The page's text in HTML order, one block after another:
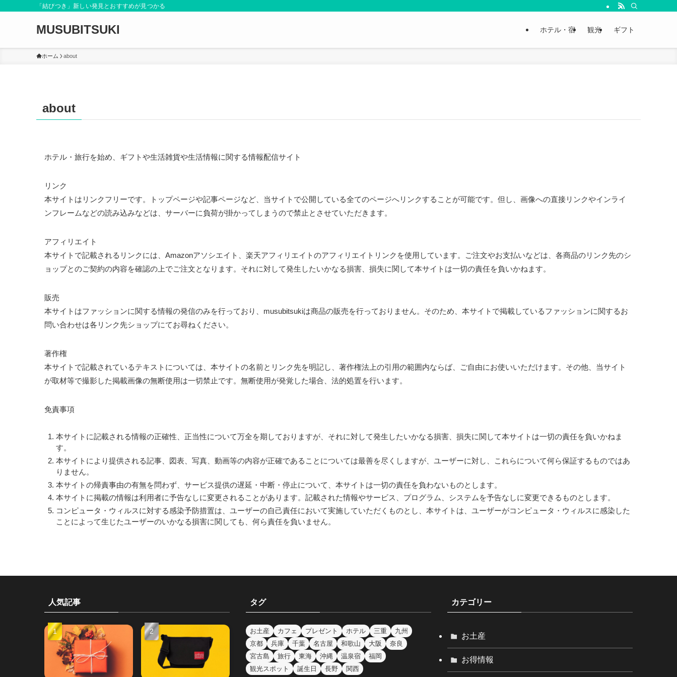
「結びつき」新しい発見とおすすめが見つかる
MUSUBITSUKI ホテル・宿 観光 ギフト
ホーム about
about
ホテル・旅行を始め、ギフトや生活雑貨や生活情報に関する情報配信サイト
リンク
本サイトはリンクフリーです。トップページや記事ページなど、当サイトで公開している全てのページへリンクすることが可能です。但し、画像への直接リンクやインライ
ンフレームなどの読み込みなどは、サーバーに負荷が掛かってしまうので禁止とさせていただきます。
アフィリエイト
本サイトで記載されるリンクには、Amazonアソシエイト、楽天アフィリエイトのアフィリエイトリンクを使用しています。ご注文やお支払いなどは、各商品のリンク先のシ
ョップとのご契約の内容を確認の上でご注文となります。それに対して発生したいかなる損害、損失に関して本サイトは一切の責任を負いかねます。
販売
本サイトはファッションに関する情報の発信のみを行っており、musubitsukiは商品の販売を行っておりません。そのため、本サイトで掲載しているファッションに関するお
問い合わせは各リンク先ショップにてお尋ねください。
著作権
本サイトで記載されているテキストについては、本サイトの名前とリンク先を明記し、著作権法上の引用の範囲内ならば、ご自由にお使いいただけます。その他、当サイト
が取材等で撮影した掲載画像の無断使用は一切禁止です。無断使用が発覚した場合、法的処置を行います。
免責事項
本サイトに記載される情報の正確性、正当性について万全を期しておりますが、それに対して発生したいかなる損害、損失に関して本サイトは一切の責任を負いかねま
す。
本サイトにより提供される記事、図表、写真、動画等の内容が正確であることについては最善を尽くしますが、ユーザーに対し、これらについて何ら保証するものではあ
りません。
本サイトの帰責事由の有無を問わず、サービス提供の遅延・中断・停止について、本サイトは一切の責任を負わないものとします。
本サイトに掲載の情報は利用者に予告なしに変更されることがあります。記載された情報やサービス、プログラム、システムを予告なしに変更できるものとします。
コンピュータ・ウィルスに対する感染予防措置は、ユーザーの自己責任において実施していただくものとし、本サイトは、ユーザーがコンピュータ・ウィルスに感染した
ことによって生じたユーザーのいかなる損害に関しても、何ら責任を負いません。
人気記事 タグ
お土産 カフェ プレゼント ホテル 三重
九州
京都
兵庫 千葉 名古屋 和歌山 大阪
奈良
宮古島
旅行 東海 沖縄 温泉宿
福岡
観光スポット
誕生日 長野 関西
カテゴリー
お土産
お得情報